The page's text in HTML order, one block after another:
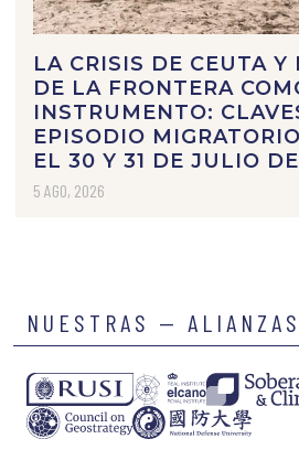
LA CRISIS DE CEUTA Y
DE LA FRONTERA
INSTRUMENTO:
EPISODIO
EL 30 Y 31 DE JULIO
5 AGO, 2026
NUESTRAS — ALIANZAS